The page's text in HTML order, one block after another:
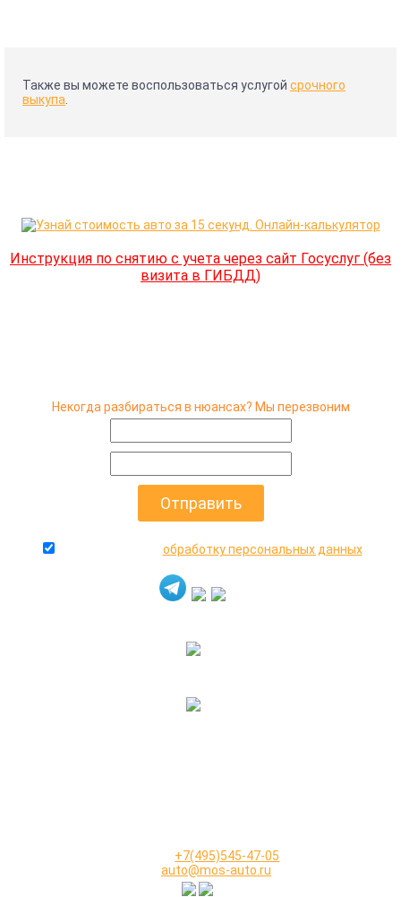
Также вы можете воспользоваться услугой срочного
выкупа.
Инструкция по снятию с учета через сайт Госуслуг (без
визита в ГИБДД)
Некогда разбираться в нюансах? Мы перезвоним
обработку персональных данных
+7(495)545-47-05
auto@mos-auto.ru